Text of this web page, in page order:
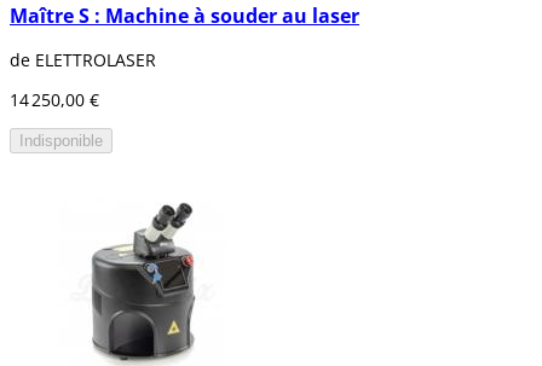
Maître S : Machine à souder au laser
de ELETTROLASER
14 250,00 €
Indisponible